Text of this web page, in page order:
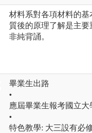
材料系對各項材料的
質後的原理了解是主要
非純背誦。
畢業生出路
•
應屆畢業生報考國立大
•
特色教學: 大三設有必